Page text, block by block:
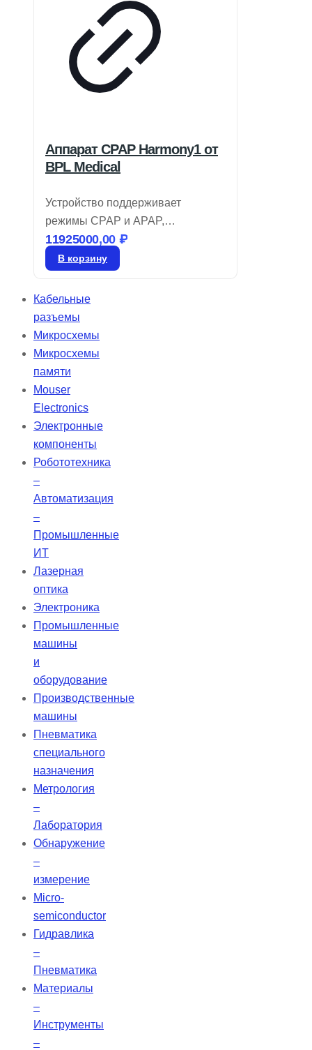
Аппарат CPAP Harmony1 от
BPL Medical
Устройство поддерживает
режимы CPAP и APAP,
оборудовано увлажнителем с
функцией предварительного
автоматическую регулировку
энергосбережения и
с высоким разрешением на срок
11925000,00 ₽
В корзину
Кабельные
разъемы
Микросхемы
Микросхемы
памяти
Mouser
Electronics
Электронные
компоненты
Робототехника
–
Автоматизация
–
Промышленные
ИТ
Лазерная
оптика
Электроника
Промышленные
машины
и
оборудование
Производственные
машины
Пневматика
специального
назначения
Метрология
–
Лаборатория
Обнаружение
–
измерение
Micro-
semiconductor
Гидравлика
–
Пневматика
Материалы
–
Инструменты
–